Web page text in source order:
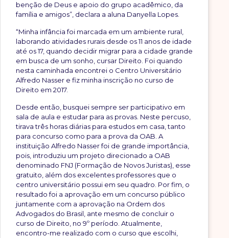
benção de Deus e apoio do grupo acadêmico, da
família e amigos”, declara a aluna Danyella Lopes.
“Minha infância foi marcada em um ambiente rural,
laborando atividades rurais desde os 11 anos de idade
até os 17, quando decidir migrar para a cidade grande
em busca de um sonho, cursar Direito. Foi quando
nesta caminhada encontrei o Centro Universitário
Alfredo Nasser e fiz minha inscrição no curso de
Direito em 2017.
Desde então, busquei sempre ser participativo em
sala de aula e estudar para as provas. Neste percuso,
tirava três horas diárias para estudos em casa, tanto
para concurso como para a prova da OAB. A
instituição Alfredo Nasser foi de grande importância,
pois, introduziu um projeto direcionado a OAB
denominado FNJ (Formação de Novos Juristas), esse
gratuito, além dos excelentes professores que o
centro universitário possui em seu quadro. Por fim, o
resultado foi a aprovação em um concurso público
juntamente com a aprovação na Ordem dos
Advogados do Brasil, ante mesmo de concluir o
curso de Direito, no 9º período. Atualmente,
encontro-me realizado com o curso que escolhi,